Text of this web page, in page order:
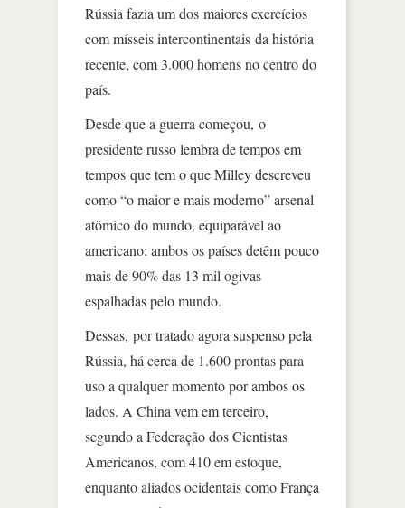
Rússia fazia um dos maiores exercícios
com mísseis intercontinentais da história
recente, com 3.000 homens no centro do
país.
Desde que a guerra começou, o
presidente russo lembra de tempos em
tempos que tem o que Milley descreveu
como “o maior e mais moderno” arsenal
atômico do mundo, equiparável ao
americano: ambos os países detêm pouco
mais de 90% das 13 mil ogivas
espalhadas pelo mundo.
Dessas, por tratado agora suspenso pela
Rússia, há cerca de 1.600 prontas para
uso a qualquer momento por ambos os
lados. A China vem em terceiro,
segundo a Federação dos Cientistas
Americanos, com 410 em estoque,
enquanto aliados ocidentais como França